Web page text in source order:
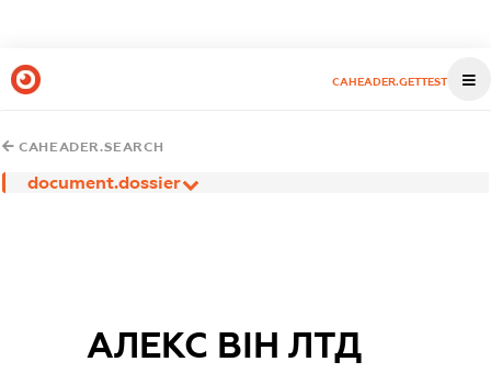
CAHEADER.GETTEST
CAHEADER.SEARCH
document.dossier
АЛЕКС ВІН ЛТД